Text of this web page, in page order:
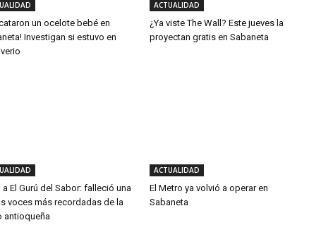
un ocelote bebé en
Investigan si estuvo en
ACTUALIDAD
¿Ya viste The Wall? Este jueves la
proyectan gratis en Sabaneta
El Gurú del Sabor: falleció una
voces más recordadas de la
antioqueña
ACTUALIDAD
El Metro ya volvió a operar en
Sabaneta